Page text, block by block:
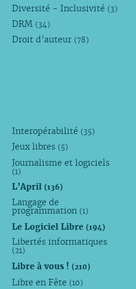
Diversité - Inclusivité (3)
DRM (34)
Droit d’auteur (78)
Interopérabilité (35)
Jeux libres (5)
Journalisme et logiciels
(1)
L’April (136)
Langage de
programmation (1)
Le Logiciel Libre (194)
Libertés informatiques
(21)
Libre à vous ! (210)
Libre en Fête (10)